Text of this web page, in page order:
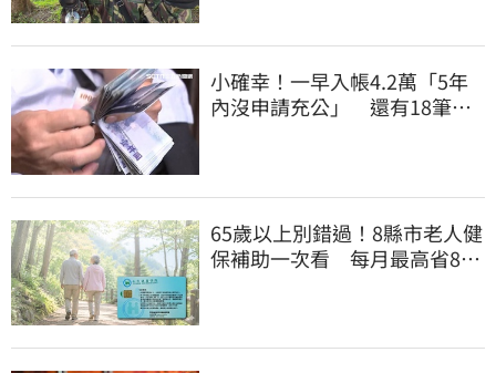
小確幸！一早入帳4.2萬「5年
內沒申請充公」 還有18筆錢
65歲以上別錯過！8縣市老人健
保補助一次看 每月最高省826